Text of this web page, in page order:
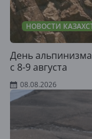
НОВОСТИ
День
с 8-9 августа
08.08.2026